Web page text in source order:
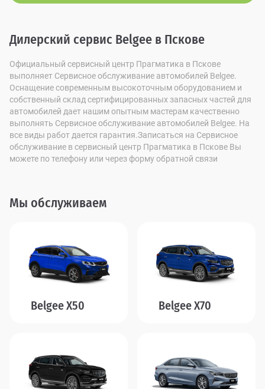
Дилерский сервис Belgee в Пскове
Официальный сервисный центр Прагматика в Пскове
выполняет Сервисное обслуживание автомобилей Belgee.
Оснащение современным высокоточным оборудованием и
собственный склад сертифицированных запасных частей для
автомобилей дает нашим опытным мастерам качественно
выполнять Сервисное обслуживание автомобилей Belgee. На
все виды работ дается гарантия.Записаться на Сервисное
обслуживание в сервисный центр Прагматика в Пскове Вы
можете по телефону или через форму обратной связи
Мы обслуживаем
Belgee X50 Belgee X70